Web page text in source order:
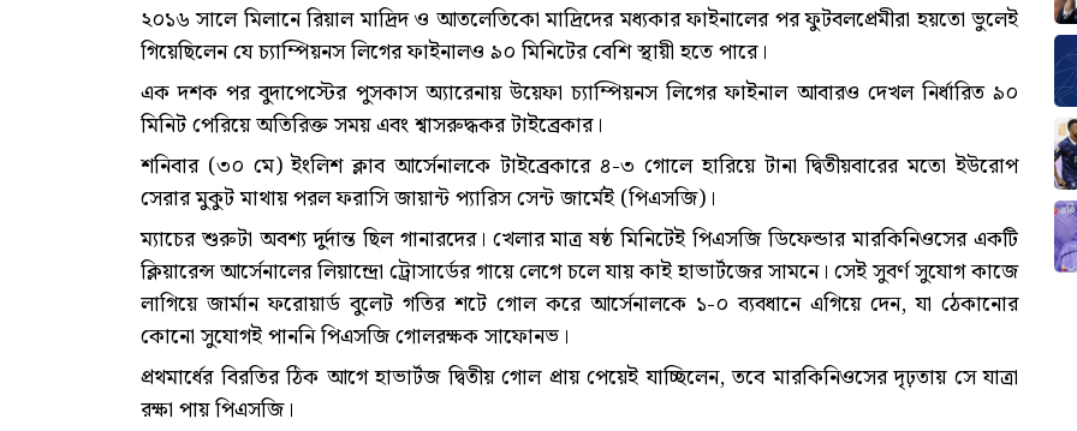
২০১৬ সালে মিলানে রিয়াল মাদ্রিদ ও আতলেতিকো মাদ্রিদের মধ্যকার ফাইনালের পর ফুটবলপ্রেমীরা হয়তো ভুলেই
গিয়েছিলেন যে চ্যাম্পিয়নস লিগের ফাইনালও ৯০ মিনিটের বেশি স্থায়ী হতে পারে।
এক দশক পর বুদাপেস্টের পুসকাস অ্যারেনায় উয়েফা চ্যাম্পিয়নস লিগের ফাইনাল আবারও দেখল নির্ধারিত ৯০
মিনিট পেরিয়ে অতিরিক্ত সময় এবং শ্বাসরুদ্ধকর টাইব্রেকার।
শনিবার (৩০ মে) ইংলিশ ক্লাব আর্সেনালকে টাইব্রেকারে ৪-৩ গোলে হারিয়ে টানা দ্বিতীয়বারের মতো ইউরোপ
সেরার মুকুট মাথায় পরল ফরাসি জায়ান্ট প্যারিস সেন্ট জার্মেই (পিএসজি)।
ম্যাচের শুরুটা অবশ্য দুর্দান্ত ছিল গানারদের। খেলার মাত্র ষষ্ঠ মিনিটেই পিএসজি ডিফেন্ডার মারকিনিওসের একটি
ক্লিয়ারেন্স আর্সেনালের লিয়ান্দ্রো ট্রোসার্ডের গায়ে লেগে চলে যায় কাই হাভার্টজের সামনে। সেই সুবর্ণ সুযোগ কাজে
লাগিয়ে জার্মান ফরোয়ার্ড বুলেট গতির শটে গোল করে আর্সেনালকে ১-০ ব্যবধানে এগিয়ে দেন, যা ঠেকানোর
কোনো সুযোগই পাননি পিএসজি গোলরক্ষক সাফোনভ।
প্রথমার্ধের বিরতির ঠিক আগে হাভার্টজ দ্বিতীয় গোল প্রায় পেয়েই যাচ্ছিলেন, তবে মারকিনিওসের দৃঢ়তায় সে যাত্রা
রক্ষা পায় পিএসজি।